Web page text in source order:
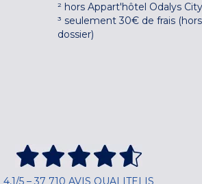
² hors Appart'hôtel Odalys City
³ seulement 30€ de frais
dossier)